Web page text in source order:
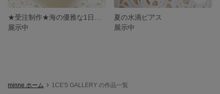
展示中
夏の水滴ピアス
展示中
minne ホーム 1CE'S GALLERY の作品一覧